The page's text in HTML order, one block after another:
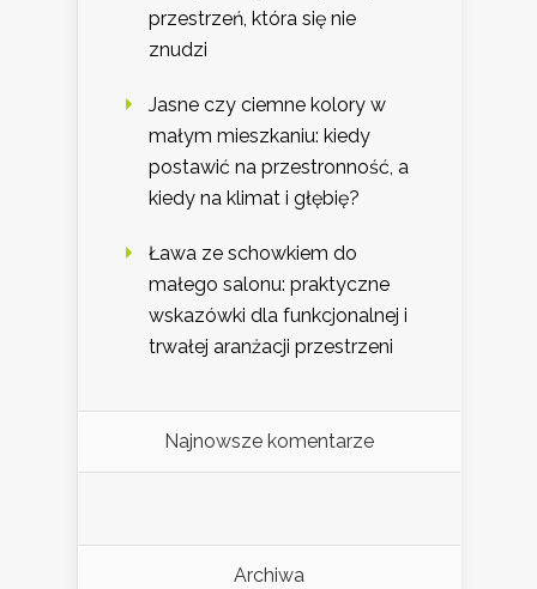
przestrzeń, która się nie
znudzi
Jasne czy ciemne kolory w
małym mieszkaniu: kiedy
postawić na przestronność, a
kiedy na klimat i głębię?
Ława ze schowkiem do
małego salonu: praktyczne
wskazówki dla funkcjonalnej i
trwałej aranżacji przestrzeni
Najnowsze komentarze
Archiwa